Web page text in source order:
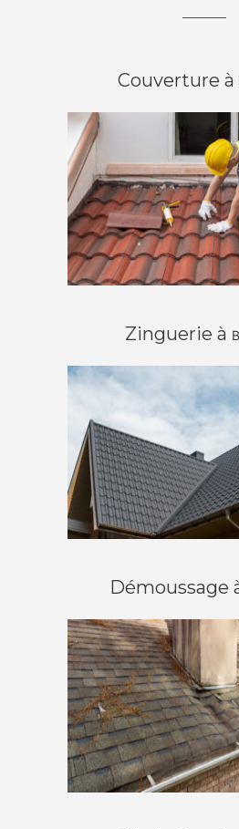
Couverture à
Zinguerie à
Démoussage